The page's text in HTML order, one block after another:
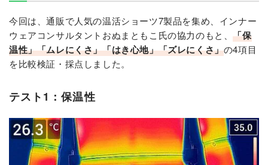
今回は、通販で人気の温活ショーツ7製品を集め、インナー
ウェアコンサルタントおぬまともこ氏の協力のもと、「保
温性」「ムレにくさ」「はき心地」「ズレにくさ」の4項目
を比較検証・採点しました。
テスト1：保温性